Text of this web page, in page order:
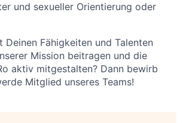
und sexueller Orientierung oder
Deinen Fähigkeiten und Talenten
Mission beitragen und die
aktiv mitgestalten? Dann bewirb
Mitglied unseres Teams!